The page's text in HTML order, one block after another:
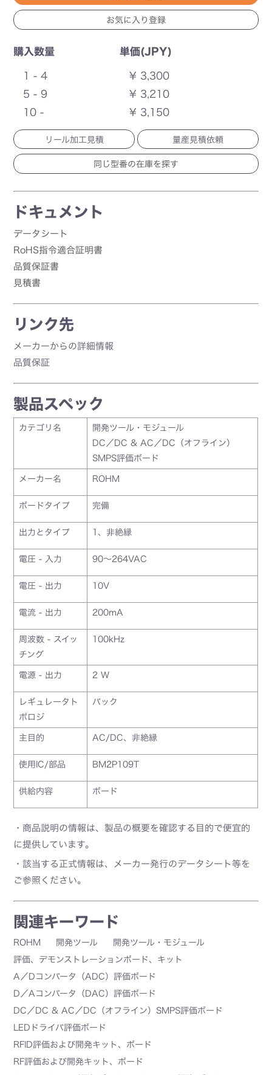
購入数量 単価(JPY)
1 - 4
¥ 3,300
5 - 9
¥ 3,210
10 -
¥ 3,150
リール加工見積 量産見積依頼
ドキュメント
データシート
RoHS指令適合証明書
品質保証書
見積書
リンク先
メーカーからの詳細情報
品質保証
製品スペック
カテゴリ名
開発ツール・モジュール
DC／DC & AC／DC（オフライン）
SMPS評価ボード
メーカー名 ROHM
ボードタイプ 完備
出力とタイプ 1、非絶縁
電圧 - 入力 90～264VAC
電圧 - 出力 10V
電流 - 出力 200mA
周波数 - スイッ
チング
100kHz
電源 - 出力 2 W
レギュレータト
ポロジ
バック
主目的 AC/DC、非絶縁
使用IC/部品 BM2P109T
供給内容 ボード
・商品説明の情報は、製品の概要を確認する目的で便宜的
に提供しています。
・該当する正式情報は、メーカー発行のデータシート等を
ご参照ください。
関連キーワード
ROHM 開発ツール
開発ツール・モジュール
評価、デモンストレーションボード、キット
A／Dコンバータ（ADC）評価ボード
D／Aコンバータ（DAC）評価ボード
DC／DC & AC／DC（オフライン）SMPS評価ボード
LEDドライバ評価ボード
RFID評価および開発キット、ボード
RF評価および開発キット、ボード